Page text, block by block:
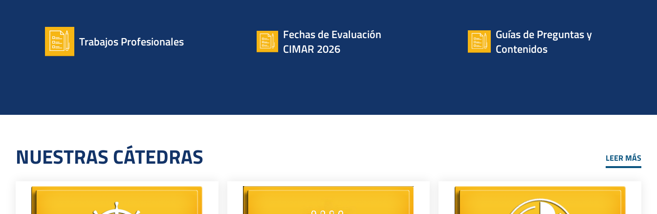
Trabajos Profesionales
Fechas de Evaluación
CIMAR 2026
Guías de Preguntas y
Contenidos
NUESTRAS CÁTEDRAS LEER MÁS